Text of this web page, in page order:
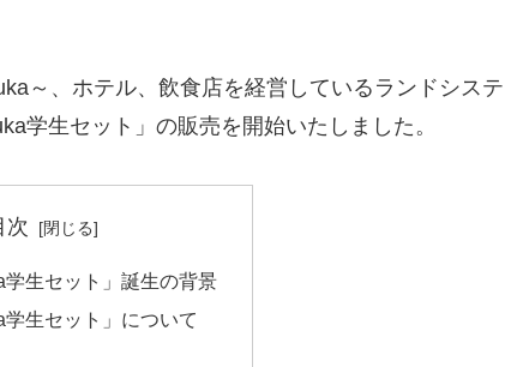
～、ホテル、飲食店を経営しているランドシステ
学生セット」の販売を開始いたしました。
次
生セット」誕生の背景
生セット」について